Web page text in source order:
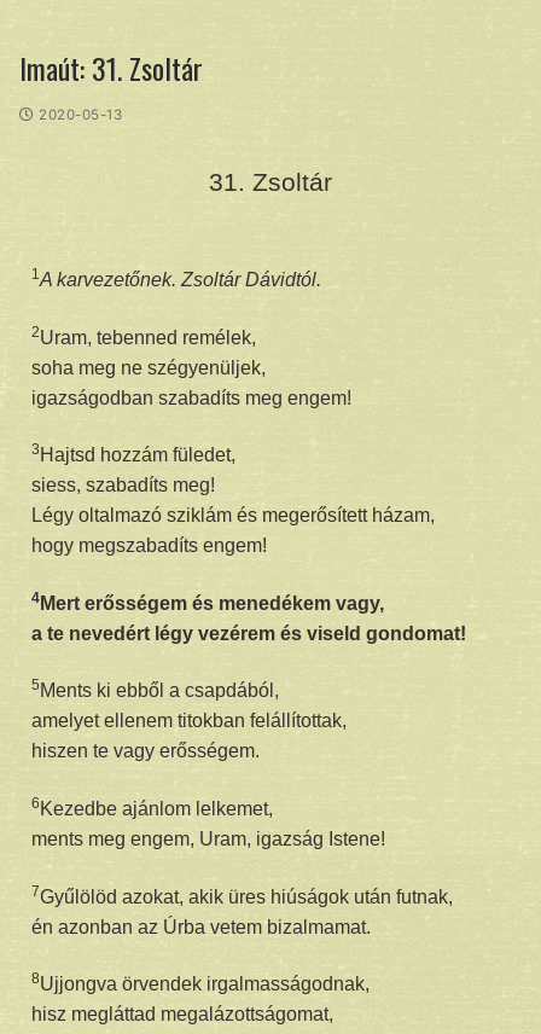
Imaút: 31. Zsoltár
2020-05-13
31. Zsoltár
1A karvezetőnek. Zsoltár Dávidtól.
2Uram, tebenned remélek,
soha meg ne szégyenüljek,
igazságodban szabadíts meg engem!
3 Hajtsd hozzám füledet,
siess, szabadíts meg!
Légy oltalmazó sziklám és megerősített házam,
hogy megszabadíts engem!
4 Mert erősségem és menedékem vagy,
a te nevedért légy vezérem és viseld gondomat!
5Ments ki ebből a csapdából,
amelyet ellenem titokban felállítottak,
hiszen te vagy erősségem.
6 Kezedbe ajánlom lelkemet,
ments meg engem, Uram, igazság Istene!
7Gyűlölöd azokat, akik üres hiúságok után futnak,
én azonban az Úrba vetem bizalmamat.
8Ujjongva örvendek irgalmasságodnak,
hisz megláttad megalázottságomat,